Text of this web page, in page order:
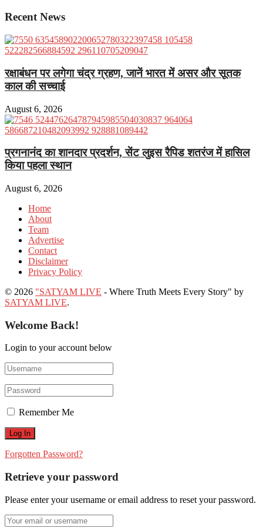
Recent News
रक्षाबंधन पर लगेगा चंद्र ग्रहण, जानें भारत में असर और सूतक
काल की सच्चाई
August 6, 2026
प्रगनानंद का शानदार प्रदर्शन, सेंट लुइस रैपिड शतरंज में हासिल
किया पहला स्थान
August 6, 2026
Home
About
Team
Advertise
Contact
Disclaimer
Privacy Policy
© 2026 "SATYAM LIVE - Where Truth Meets Every Story" by
SATYAM LIVE.
Welcome Back!
Login to your account below
Remember Me
Forgotten Password?
Retrieve your password
Please enter your username or email address to reset your password.